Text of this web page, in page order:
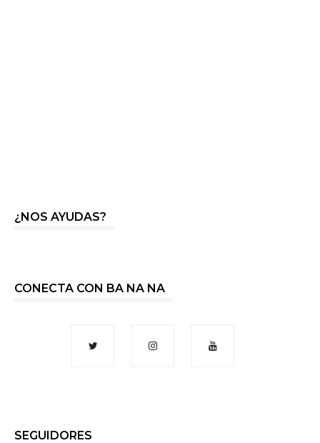
¿NOS AYUDAS?
CONECTA CON BA NA NA
SEGUIDORES